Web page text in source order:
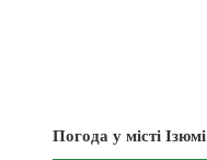
Погода у місті Ізюмі